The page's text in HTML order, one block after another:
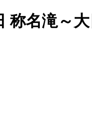
称名滝～